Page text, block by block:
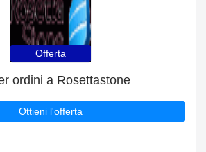
Offerta
ordini a Rosettastone
Ottieni l'offerta